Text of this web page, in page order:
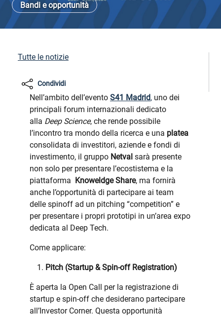
Bandi e opportunità
Tutte le notizie
Condividi
Nell’ambito dell’evento S41 Madrid, uno dei
principali forum internazionali dedicato
alla Deep Science, che rende possibile
l’incontro tra mondo della ricerca e una platea
consolidata di investitori, aziende e fondi di
investimento, il gruppo Netval sarà presente
non solo per presentare l’ecostistema e la
piattaforma Knoweldge Share, ma fornirà
anche l’opportunità di partecipare ai team
delle spinoff ad un pitching “competition” e
per presentare i propri prototipi in un’area expo
dedicata al Deep Tech.
Come applicare:
Pitch (Startup & Spin-off Registration)
È aperta la Open Call per la registrazione di
startup e spin-off che desiderano partecipare
all’Investor Corner. Questa opportunità